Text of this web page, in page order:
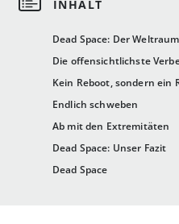
Dead Space: Der
Die offensichtlichste
Kein Reboot, sondern ein
Endlich schweben
Ab mit den Extremitäten
Dead Space: Unser Fazit
Dead Space